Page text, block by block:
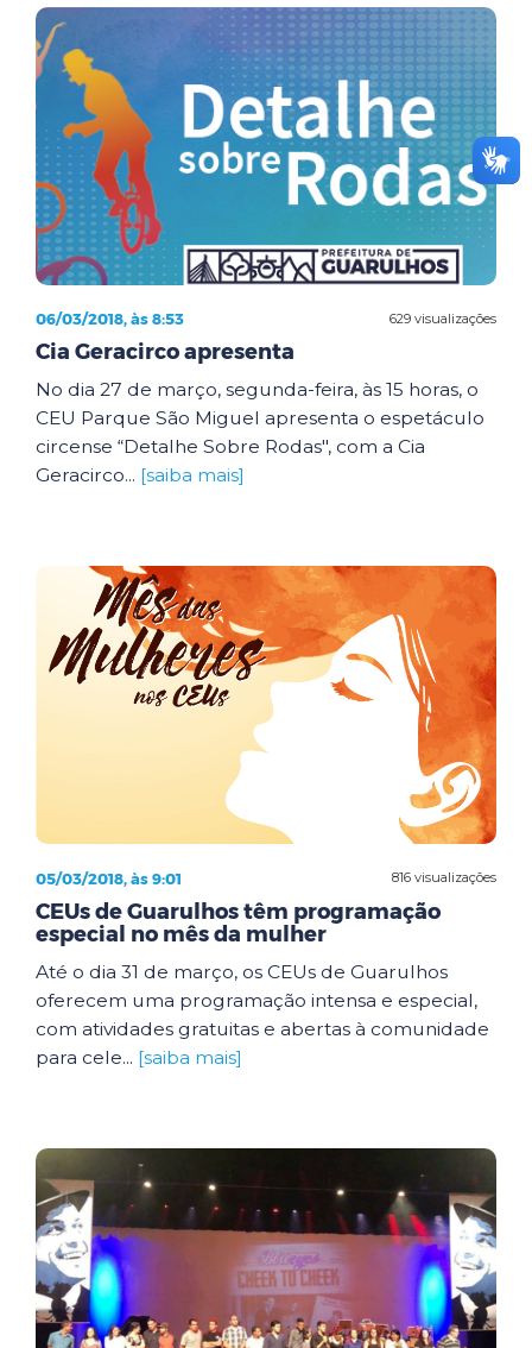
629 visualizações
06/03/2018, às 8:53
Cia Geracirco apresenta
No dia 27 de março, segunda-feira, às 15 horas, o
CEU Parque São Miguel apresenta o espetáculo
circense “Detalhe Sobre Rodas", com a Cia
Geracirco... [saiba mais]
816 visualizações
05/03/2018, às 9:01
CEUs de Guarulhos têm programação
especial no mês da mulher
Até o dia 31 de março, os CEUs de Guarulhos
oferecem uma programação intensa e especial,
com atividades gratuitas e abertas à comunidade
para cele... [saiba mais]